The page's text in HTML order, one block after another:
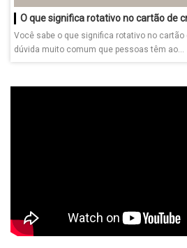
O que significa rotativo no cartão de
Você sabe o que significa rotativo no cartão
dúvida muito comum que pessoas têm ao...